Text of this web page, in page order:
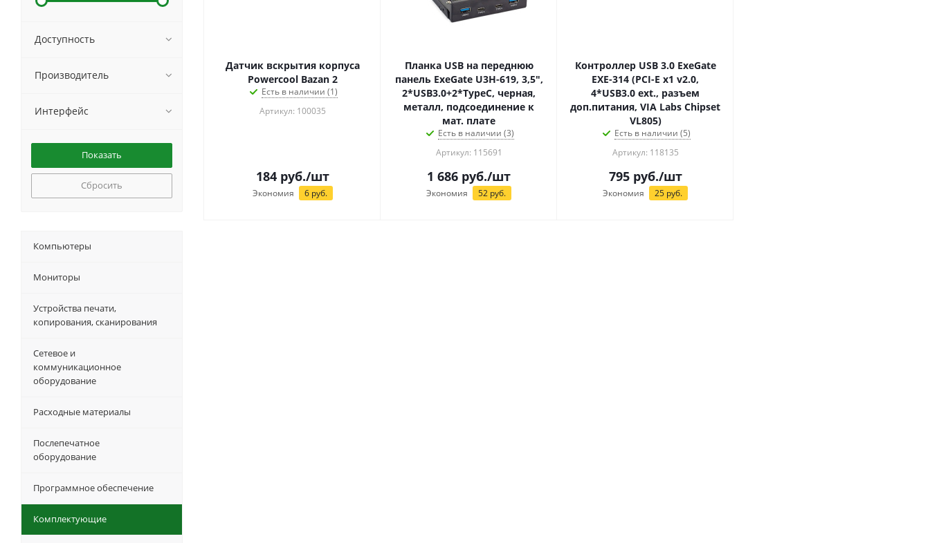
Датчик вскрытия корпуса
Powercool Bazan 2
Есть в наличии (1)
Артикул: 100035
184руб./шт
Экономия 6руб.
Планка USB на переднюю
панель ExeGate U3H-619, 3,5",
2*USB3.0+2*TypeC, черная,
металл, подсоединение к
мат. плате
Есть в наличии (3)
Артикул: 115691
1 686 руб./шт
Экономия 52 руб.
Контроллер USB 3.0 ExeGate
EXE-314 (PCI-E x1 v2.0,
4*USB3.0 ext., разъем
доп.питания, VIA Labs Chipset
VL805)
Есть в наличии (5)
Артикул: 118135
795руб./шт
Экономия 25 руб.
Доступность
Производитель
Интерфейс
Сбросить
Компьютеры
Мониторы
Устройства печати,
копирования, сканирования
Сетевое и
коммуникационное
оборудование
Расходные материалы
Послепечатное
оборудование
Программное обеспечение
Комплектующие